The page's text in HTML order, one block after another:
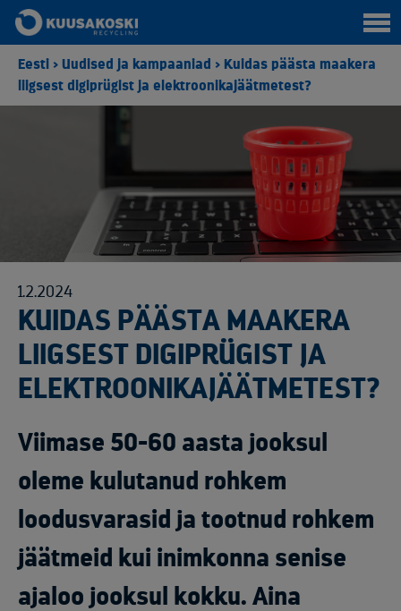
Eesti > Uudised ja kampaaniad > Kuidas päästa maakera
liigsest digiprügist ja elektroonikajäätmetest?
1.2.2024
KUIDAS PÄÄSTA MAAKERA
LIIGSEST DIGIPRÜGIST JA
ELEKTROONIKAJÄÄTMETEST?
Viimase 50-60 aasta jooksul
oleme kulutanud rohkem
loodusvarasid ja tootnud rohkem
jäätmeid kui inimkonna senise
ajaloo jooksul kokku. Aina